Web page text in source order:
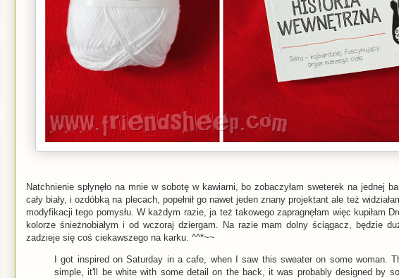
Natchnienie spłynęło na mnie w sobotę w kawiarni, bo zobaczyłam sweterek na jednej
cały biały, i ozdóbką na plecach, popełnił go nawet jeden znany projektant ale też
modyfikacji tego pomysłu. W każdym razie, ja też takowego zapragnęłam więc kupiłam
kolorze śnieżnobiałym i od wczoraj dziergam. Na razie mam dolny ściągacz, będzie
zadzieje się coś ciekawszego na karku. ^^*~~
I got inspired on Saturday in a cafe, when I saw this sweater on some woman.
simple, it'll be white with some detail on the back, it was probably designed by